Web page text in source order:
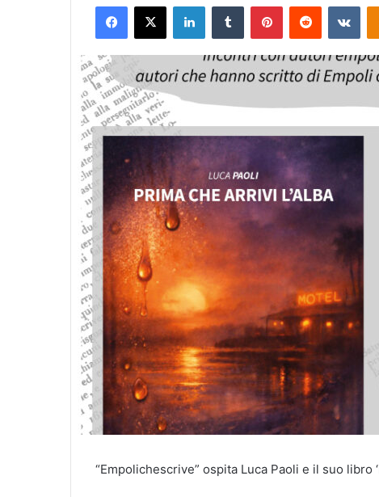
“Empolichescrive” ospita Luca Paoli e il suo libro